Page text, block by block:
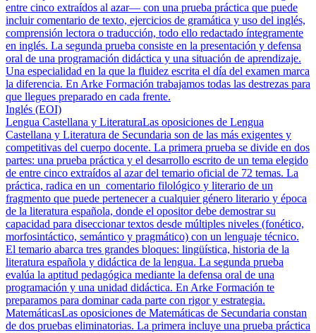
entre cinco extraídos al azar— con una prueba práctica que puede
incluir comentario de texto, ejercicios de gramática y uso del inglés,
comprensión lectora o traducción, todo ello redactado íntegramente
en inglés. La segunda prueba consiste en la presentación y defensa
oral de una programación didáctica y una situación de aprendizaje.
Una especialidad en la que la fluidez escrita el día del examen marca
la diferencia. En Arke Formación trabajamos todas las destrezas para
que llegues preparado en cada frente.
Inglés (EOI)
Lengua Castellana y LiteraturaLas oposiciones de Lengua
Castellana y Literatura de Secundaria son de las más exigentes y
competitivas del cuerpo docente. La primera prueba se divide en dos
partes: una prueba práctica y el desarrollo escrito de un tema elegido
de entre cinco extraídos al azar del temario oficial de 72 temas. La
práctica, radica en un comentario filológico y literario de un
fragmento que puede pertenecer a cualquier género literario y época
de la literatura española, donde el opositor debe demostrar su
capacidad para diseccionar textos desde múltiples niveles (fonético,
morfosintáctico, semántico y pragmático) con un lenguaje técnico.
El temario abarca tres grandes bloques: lingüística, historia de la
literatura española y didáctica de la lengua. La segunda prueba
evalúa la aptitud pedagógica mediante la defensa oral de una
programación y una unidad didáctica. En Arke Formación te
preparamos para dominar cada parte con rigor y estrategia.
MatemáticasLas oposiciones de Matemáticas de Secundaria constan
de dos pruebas eliminatorias. La primera incluye una prueba práctica